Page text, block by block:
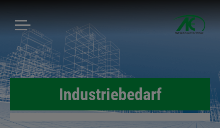
Industriebedarf